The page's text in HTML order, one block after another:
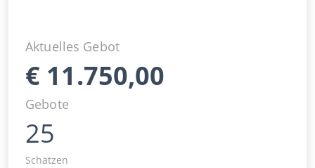
Aktuelles Gebot
€ 11.750,00
Gebote
25
Schätzen